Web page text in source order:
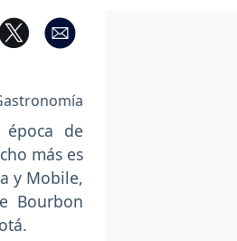
de
más es
y Mobile,
Bourbon